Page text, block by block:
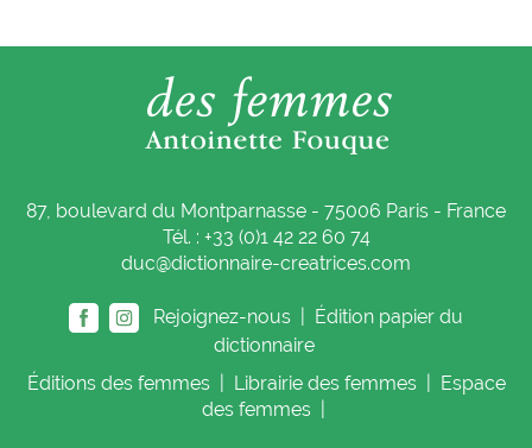
87, boulevard du Montparnasse - 75006 Paris - France
Tél. : +33 (0)1 42 22 60 74
duc@dictionnaire-creatrices.com
Rejoignez-nous |
Édition papier du
dictionnaire
Éditions des femmes Librairie des femmes
Espace
des femmes